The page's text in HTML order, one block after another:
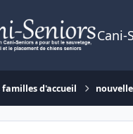
Cani-
familles d'accueil